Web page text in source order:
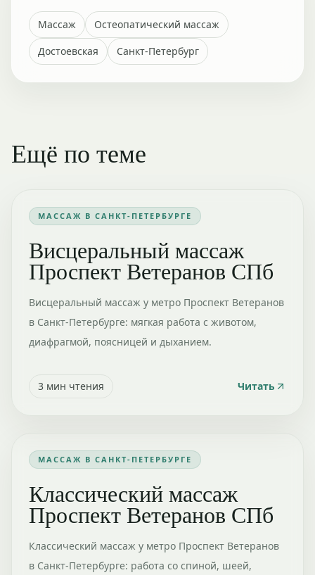
Массаж
Остеопатический массаж
Достоевская
Санкт-Петербург
Ещё по теме
МАССАЖ В САНКТ-ПЕТЕРБУРГЕ
Висцеральный массаж
Проспект Ветеранов СПб
Висцеральный массаж у метро Проспект Ветеранов
в Санкт-Петербурге: мягкая работа с животом,
диафрагмой, поясницей и дыханием.
3 мин чтения Читать
МАССАЖ В САНКТ-ПЕТЕРБУРГЕ
Классический массаж
Проспект Ветеранов СПб
Классический массаж у метро Проспект Ветеранов
в Санкт-Петербурге: работа со спиной, шеей,